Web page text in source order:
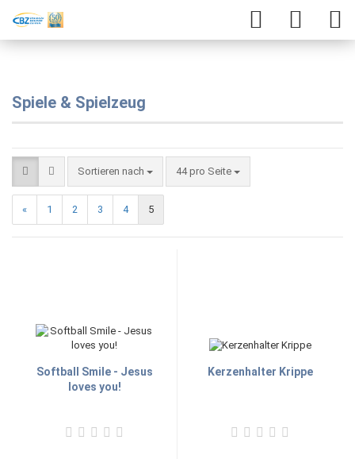
Spiele & Spielzeug
Sortieren nach 44 pro Seite
« 1 2 3 4 5
Softball Smile - Jesus
loves you!
Kerzenhalter Krippe